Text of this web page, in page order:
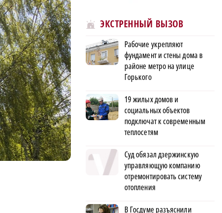
ЭКСТРЕННЫЙ ВЫЗОВ
Рабочие укрепляют
фундамент и стены дома в
районе метро на улице
Горького
19 жилых домов и
социальных объектов
подключат к современным
теплосетям
Суд обязал дзержинскую
управляющую компанию
отремонтировать систему
отопления
В Госдуме разъяснили